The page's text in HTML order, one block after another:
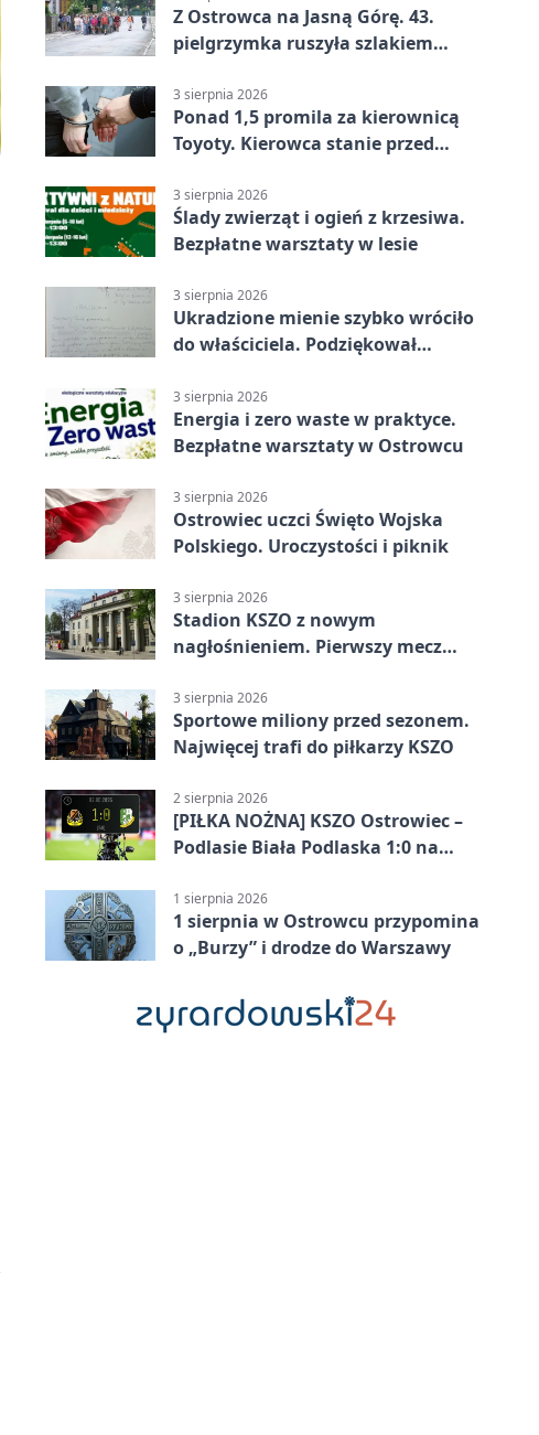
Z Ostrowca na Jasną Górę. 43.
pielgrzymka ruszyła szlakiem
3 sierpnia 2026
Ponad 1,5 promila za kierownicą
Toyoty. Kierowca stanie przed
3 sierpnia 2026
Ślady zwierząt i ogień z krzesiwa.
Bezpłatne warsztaty w lesie
3 sierpnia 2026
Ukradzione mienie szybko wróciło
do właściciela. Podziękował
3 sierpnia 2026
Energia i zero waste w praktyce.
Bezpłatne warsztaty w Ostrowcu
3 sierpnia 2026
Ostrowiec uczci Święto Wojska
Polskiego. Uroczystości i piknik
3 sierpnia 2026
Stadion KSZO z nowym
nagłośnieniem. Pierwszy mecz
3 sierpnia 2026
Sportowe miliony przed sezonem.
Najwięcej trafi do piłkarzy KSZO
2 sierpnia 2026
[PIŁKA NOŻNA] KSZO Ostrowiec –
Podlasie Biała Podlaska 1:0 na
(Grupa IV)
1 sierpnia 2026
1 sierpnia w Ostrowcu przypomina
o „Burzy” i drodze do Warszawy